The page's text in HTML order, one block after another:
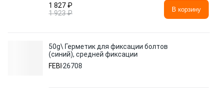
1 827 ₽
1 923 ₽
В корзину
50g\ Герметик для фиксации болтов
(синий), средней фиксации
FEBI 26708